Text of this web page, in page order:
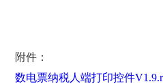
附件：
数电票纳税人端打印控件